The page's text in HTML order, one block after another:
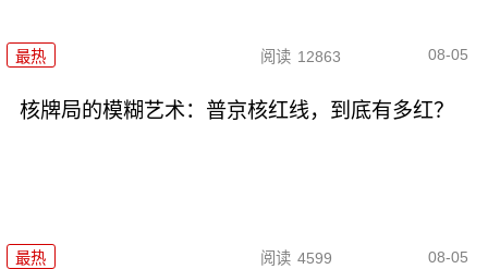
最热 阅读 12863 08-05
核牌局的模糊艺术：普京核红线，到底有多红？
最热 阅读 4599 08-05